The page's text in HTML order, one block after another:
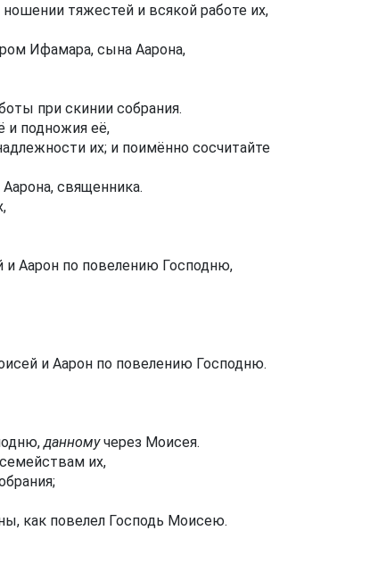
тяжестей и всякой работе их,
Ифамара, сына Аарона,
при скинии собрания.
и подножия её,
их; и поимённо сосчитайте
священника.
и Аарон по повелению Господню,
и Аарон по повелению Господню.
данномучерез Моисея.
их,
как повелел Господь Моисею.